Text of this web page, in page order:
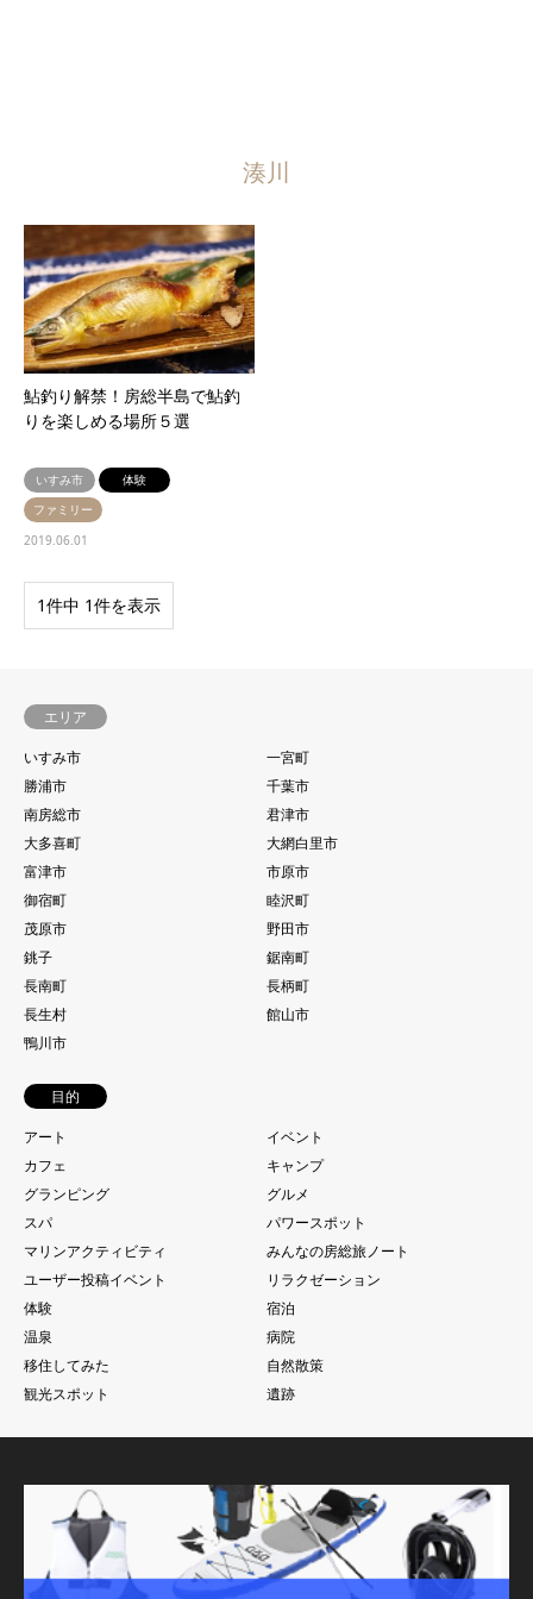
湊川
鮎釣り解禁！房総半島で鮎釣
りを楽しめる場所５選
いすみ市
体験
ファミリー
2019.06.01
1件中 1件を表示
エリア
いすみ市
一宮町
勝浦市
千葉市
南房総市
君津市
大多喜町
大網白里市
富津市
市原市
御宿町
睦沢町
茂原市
野田市
銚子
鋸南町
長南町
長柄町
長生村
館山市
鴨川市
目的
アート
イベント
カフェ
キャンプ
グランピング
グルメ
スパ
パワースポット
マリンアクティビティ
みんなの房総旅ノート
ユーザー投稿イベント
リラクゼーション
体験
宿泊
温泉
病院
移住してみた
自然散策
観光スポット
遺跡